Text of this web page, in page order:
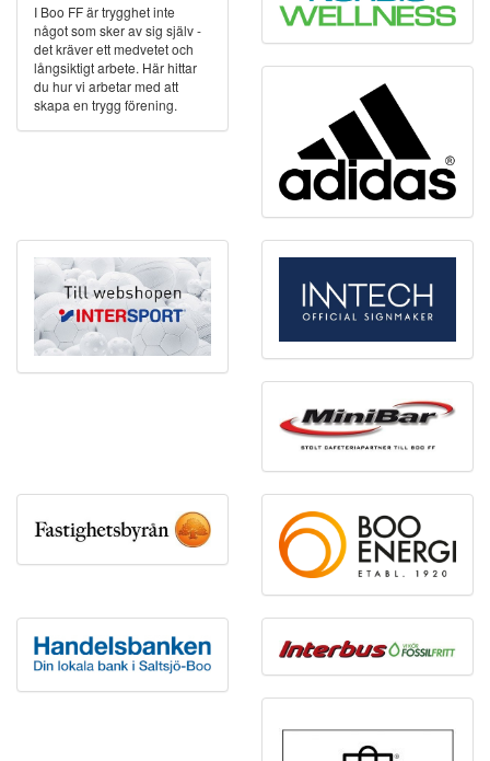
I Boo FF är trygghet inte
något som sker av sig själv -
det kräver ett medvetet och
långsiktigt arbete. Här hittar
du hur vi arbetar med att
skapa en trygg förening.